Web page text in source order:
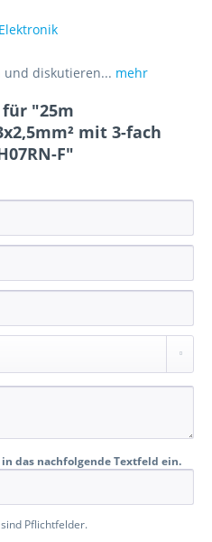
und diskutieren... mehr
"25m
mit 3-fach
F"
das nachfolgende Textfeld ein.
Pflichtfelder.